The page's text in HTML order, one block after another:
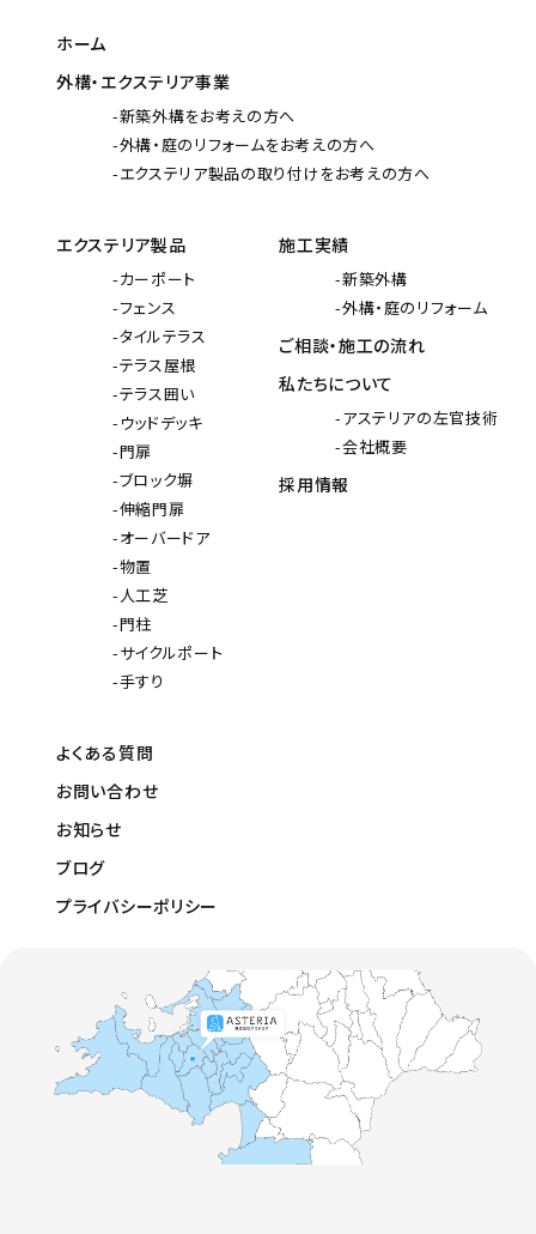
ホーム
外構・エクステリア事業
新築外構をお考えの方へ
外構・庭のリフォームをお考えの方へ
エクステリア製品の取り付けをお考えの方へ
エクステリア製品
カーポート
フェンス
タイルテラス
テラス屋根
テラス囲い
ウッドデッキ
門扉
ブロック塀
伸縮門扉
オーバードア
物置
人工芝
門柱
サイクルポート
手すり
施工実績
新築外構
外構・庭のリフォーム
ご相談・施工の流れ
私たちについて
アステリアの左官技術
会社概要
採用情報
よくある質問
お問い合わせ
お知らせ
ブログ
プライバシーポリシー